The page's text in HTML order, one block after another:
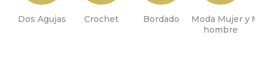
Dos Agujas Crochet Bordado
Moda Mujer y
hombre